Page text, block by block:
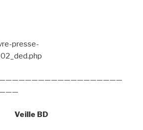
presse-
Veille BD